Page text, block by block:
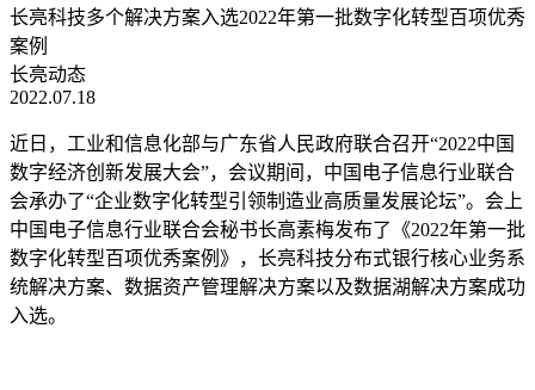
长亮科技多个解决方案入选2022年第一批数字化转型百项优秀
案例
长亮动态
2022.07.18
近日，工业和信息化部与广东省人民政府联合召开“2022中国
数字经济创新发展大会”，会议期间，中国电子信息行业联合
会承办了“企业数字化转型引领制造业高质量发展论坛”。会上
中国电子信息行业联合会秘书长高素梅发布了《2022年第一批
数字化转型百项优秀案例》，长亮科技分布式银行核心业务系
统解决方案、数据资产管理解决方案以及数据湖解决方案成功
入选。